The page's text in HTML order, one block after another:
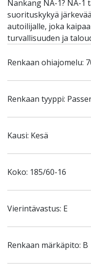
Nankang NA-1? NA-
suorituskykyä
autoilijalle, joka
turvallisuuden ja
Renkaan ohiajomelu:
Renkaan tyyppi:
Kausi: Kesä
Koko: 185/60-16
Vierintävastus: E
Renkaan märkäpito: B